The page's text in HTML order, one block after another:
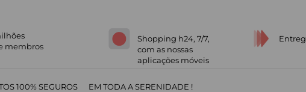
membros
Shopping h24, 7/7,
com as nossas
aplicações móveis
100% SEGUROS EM TODA A SERENIDADE !